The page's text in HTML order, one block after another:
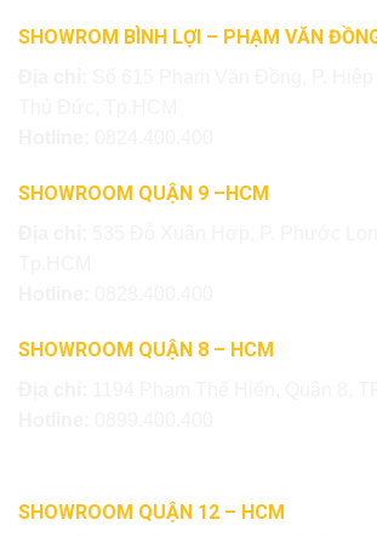
SHOWROM BÌNH LỢI – PHẠM VĂN
SHOWROOM QUẬN 9 –HCM
SHOWROOM QUẬN 8 – HCM
SHOWROOM QUẬN 12 – HCM